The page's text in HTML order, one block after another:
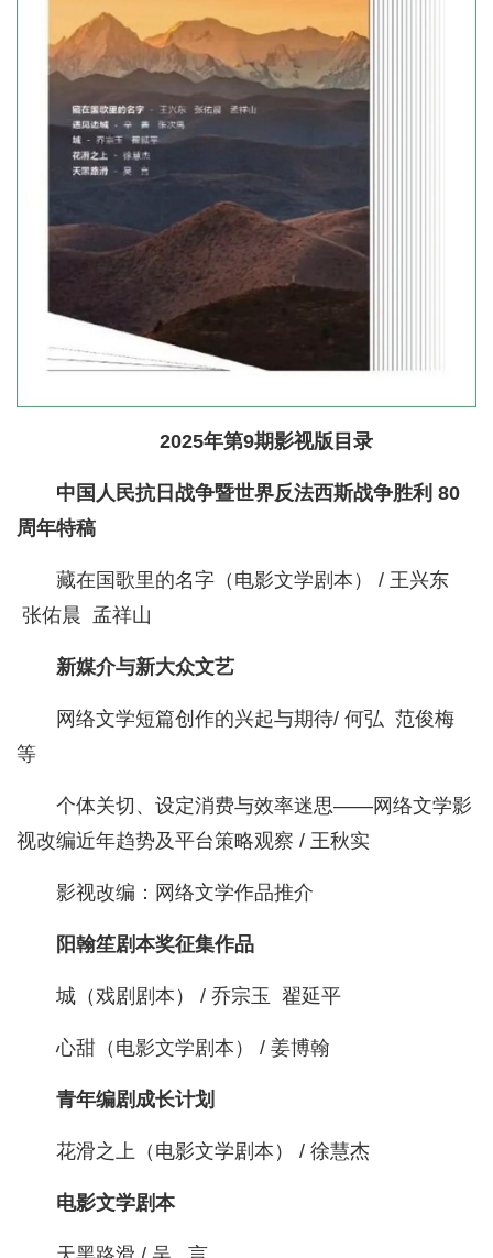
2025年第9期影视版目录
中国人民抗日战争暨世界反法西斯战争胜利 80
周年特稿
藏在国歌里的名字（电影文学剧本） / 王兴东
张佑晨 孟祥山
新媒介与新大众文艺
网络文学短篇创作的兴起与期待/ 何弘 范俊梅
等
个体关切、设定消费与效率迷思——网络文学影
视改编近年趋势及平台策略观察 / 王秋实
影视改编：网络文学作品推介
阳翰笙剧本奖征集作品
城（戏剧剧本） / 乔宗玉 翟延平
心甜（电影文学剧本） / 姜博翰
青年编剧成长计划
花滑之上（电影文学剧本） / 徐慧杰
电影文学剧本